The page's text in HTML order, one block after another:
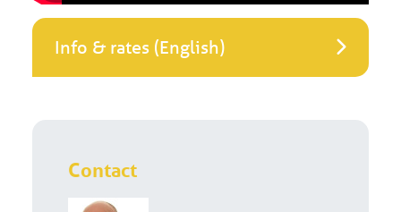
Info & rates (English)
Contact